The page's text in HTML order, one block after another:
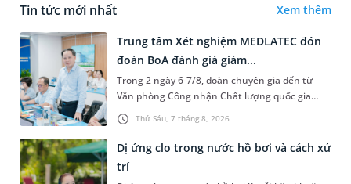
Tin tức mới nhất Xem thêm
Thứ Sáu, 7 tháng 8, 2026
Trung tâm Xét nghiệm MEDLATEC đón
đoàn BoA đánh giá giám...
Trong 2 ngày 6-7/8, đoàn chuyên gia đến từ
Văn phòng Công nhận Chất lượng quốc gia
(BoA) đã ghi nhận và đánh giá cao nỗ lực duy trì
hệ thống quản lý chất lượ...
Dị ứng clo trong nước hồ bơi và cách xử
trí